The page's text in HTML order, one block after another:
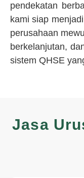
pendekatan
kami siap
perusahaan
berkelanjutan,
sistem QHSE
Jasa